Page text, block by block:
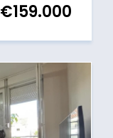
€159.000